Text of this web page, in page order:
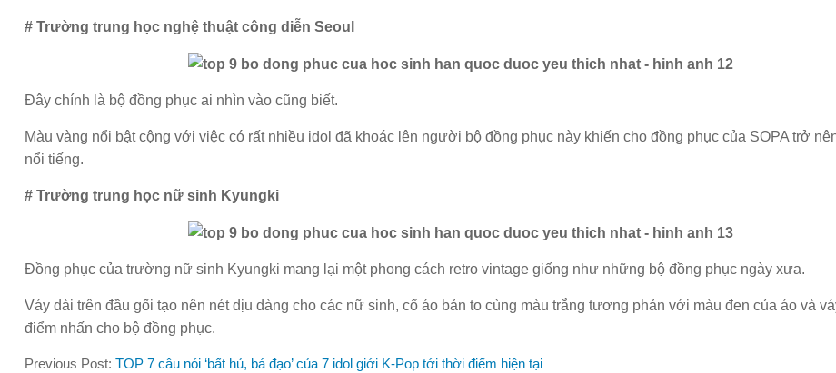
# Trường trung học nghệ thuật công diễn Seoul
Đây chính là bộ đồng phục ai nhìn vào cũng biết.
Màu vàng nổi bật cộng với việc có rất nhiều idol đã khoác lên người bộ đồng phục này khiến cho đồng phục của SOPA trở
nổi tiếng.
# Trường trung học nữ sinh Kyungki
Đồng phục của trường nữ sinh Kyungki mang lại một phong cách retro vintage giống như những bộ đồng phục ngày xưa.
Váy dài trên đầu gối tạo nên nét dịu dàng cho các nữ sinh, cổ áo bản to cùng màu trắng tương phản với màu đen của áo và
điểm nhấn cho bộ đồng phục.
Previous Post: TOP 7 câu nói ‘bất hủ, bá đạo’ của 7 idol giới K-Pop tới thời điểm hiện tại